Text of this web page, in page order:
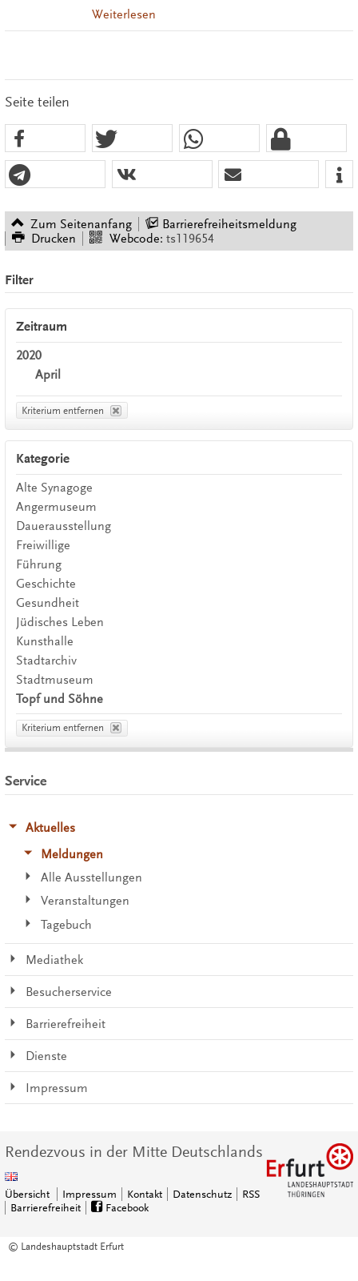
Weiterlesen
Seite teilen
Zum Seitenanfang
Barrierefreiheitsmeldung
Drucken
Webcode: ts119654
Filter
Zeitraum
2020
April
Kriterium entfernen
Kategorie
Alte Synagoge
Angermuseum
Dauerausstellung
Freiwillige
Führung
Geschichte
Gesundheit
Jüdisches Leben
Kunsthalle
Stadtarchiv
Stadtmuseum
Topf und Söhne
Kriterium entfernen
Service
Aktuelles
Meldungen
Alle Ausstellungen
Veranstaltungen
Tagebuch
Mediathek
Besucherservice
Barrierefreiheit
Dienste
Impressum
Rendezvous in der Mitte Deutschlands
Übersicht Impressum Kontakt Datenschutz
RSS
Barrierefreiheit
Facebook
© Landeshauptstadt Erfurt